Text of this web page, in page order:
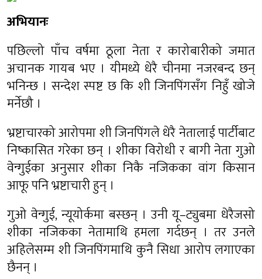
अभियानः
पछिल्लो पाँच वर्षमा ठूला नेता र कारोबारीको जमात
अचानक गायब भए । यीमध्ये धेरै चीनमा नजरबन्द छन्
भनिन्छ । सन्देश स्पष्ट छ कि शी जिनपिंगसँग निहुँ खोजे
मर्नेछौ ।
भ्रष्टाचारको आरोपमा शी जिनपिंगले धेरै नेतालाई पार्टीबाट
निष्कासित गरेका छन् । शीका विरोधी र बागी नेता गुओ
वेन्गुईका अनुसार शीका निकै नजिकका वांग किसान
आफू पनि भ्रष्टाचारी हुन् ।
गुओ वेन्गुई, न्यूयोर्कमा बस्छन् । उनी यू–ट्युबमा धेरैजसो
शीका नजिकका नेतामाथि हमला गर्दछन् । तर उनले
अहिलेसम्म शी जिनपिंगमाथि कुनै सिधा आरोप लगाएका
छैनन् ।